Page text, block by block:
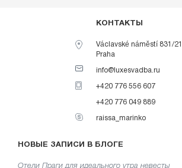
КОНТАКТЫ
Václavské náměstí 831/21,
Praha
info@luxesvadba.ru
+420 776 556 607
+420 776 049 889
raissa_marinko
НОВЫЕ ЗАПИСИ В БЛОГЕ
Отели Праги для идеального утра невесты